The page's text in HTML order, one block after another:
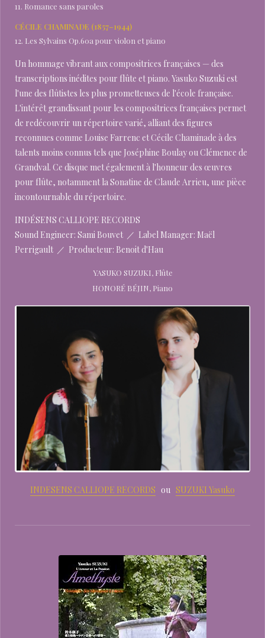
11. Romance sans paroles
CÉCILE CHAMINADE (1857–1944)
12. Les Sylvains Op.60a pour violon et piano
Un hommage vibrant aux compositrices françaises — des
transcriptions inédites pour flûte et piano. Yasuko Suzuki est
l'une des flûtistes les plus prometteuses de l'école française.
L'intérêt grandissant pour les compositrices françaises permet
de redécouvrir un répertoire varié, alliant des figures
reconnues comme Louise Farrenc et Cécile Chaminade à des
talents moins connus tels que Joséphine Boulay ou Clémence de
Grandval. Ce disque met également à l'honneur des œuvres
pour flûte, notamment la Sonatine de Claude Arrieu, une pièce
incontournable du répertoire.
INDÉSENS CALLIOPE RECORDS
Sound Engineer: Sami Bouvet ／ Label Manager: Maël
Perrigault ／ Producteur: Benoit d'Hau
YASUKO SUZUKI, Flûte
HONORÉ BÉJIN, Piano
INDESENS CALLIOPE RECORDS ou SUZUKI Yasuko